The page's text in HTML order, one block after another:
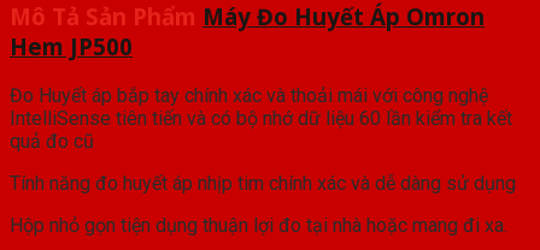
Mô Tả Sản Phẩm Máy Đo Huyết Áp Omron
Hem JP500
Đo Huyết áp bắp tay chính xác và thoải mái với công nghệ
IntelliSense tiên tiến và có bộ nhớ dữ liệu 60 lần kiểm tra kết
quả đo cũ
Tính năng đo huyết áp nhịp tim chính xác và dễ dàng sử dụng
Hộp nhỏ gọn tiện dụng thuận lợi đo tại nhà hoặc mang đi xa.